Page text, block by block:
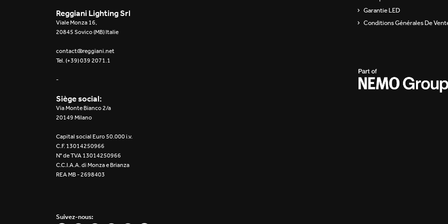
Reggiani Lighting Srl
Viale Monza 16,
20845 Sovico (MB) Italie
contact@reggiani.net
Tel. (+39) 039 2071.1
-
Siège social:
Via Monte Bianco 2/a
20149 Milano
Capital social Euro 50.000 i.v.
C.F. 13014250966
N° de TVA 13014250966
C.C.I.A.A. di Monza e Brianza
REA MB - 2698403
Garantie LED
Conditions Générales De
Suivez-nous: